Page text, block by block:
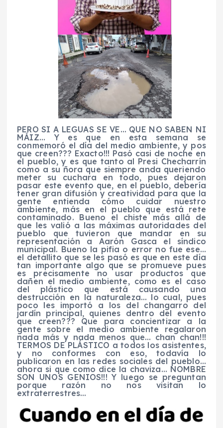
PERO SI A LEGUAS SE VE… QUE NO SABEN NI
MÁIZ… Y es que en esta semana se
conmemoró el día del medio ambiente, y pos
que creen??? Exacto!!! Pasó casi de noche en
el pueblo, y es que tanto al Presi Checharrín
como a su ñora que siempre anda queriendo
meter su cuchara en todo, pues dejaron
pasar este evento que, en el pueblo, debería
tener gran difusión y creatividad para que la
gente entienda cómo cuidar nuestro
ambiente, más en el pueblo que está rete
contaminado. Bueno el chiste más allá de
que les valió a las máximas autoridades del
pueblo que tuvieron que mandar en su
representación a Aarón Gasca el síndico
municipal. Bueno la pifia o error no fue ese…
el detallito que se les pasó es que en este día
tan importante algo que se promueve pues
es precisamente no usar productos que
dañen el medio ambiente, como es el caso
del plástico que está causando una
destrucción en la naturaleza… lo cual, pues
poco les importó a los del changarro del
jardín principal, quienes dentro del evento
que creen???
Que para concientizar a la
gente sobre el medio ambiente regalaron
nada más y nada menos que… chan chan!!!
TERMOS DE PLÁSTICO a todos los asistentes,
y no conformes con eso, todavía lo
publicaron en las redes sociales del pueblo…
ahora si que como dice la chaviza… NOMBRE
SON UNOS GENIOS!!! Y luego se preguntan
porque razón no nos visitan lo
extraterrestres…